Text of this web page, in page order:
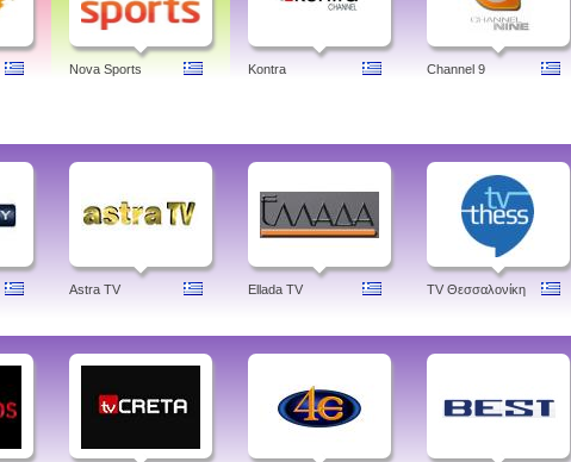
Nova Sports Kontra Channel 9
Astra TV Ellada TV TV Θεσσαλονίκη